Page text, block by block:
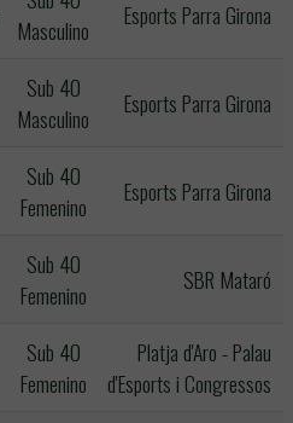
Masculino
Esports Parra Girona
Sub 40
Masculino
Esports Parra Girona
Sub 40
Femenino
Esports Parra Girona
Sub 40
Femenino
SBR Mataró
Sub 40
Femenino
Platja d'Aro - Palau
d'Esports i Congressos